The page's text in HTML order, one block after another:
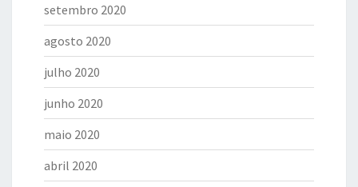
setembro 2020
agosto 2020
julho 2020
junho 2020
maio 2020
abril 2020